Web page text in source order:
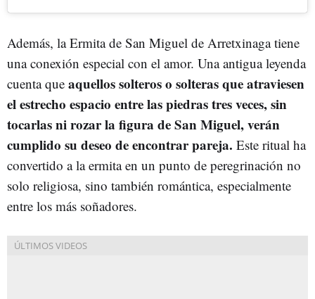
Además, la Ermita de San Miguel de Arretxinaga tiene
una conexión especial con el amor. Una antigua leyenda
cuenta que aquellos solteros o solteras que atraviesen
el estrecho espacio entre las piedras tres veces, sin
tocarlas ni rozar la figura de San Miguel, verán
cumplido su deseo de encontrar pareja. Este ritual ha
convertido a la ermita en un punto de peregrinación no
solo religiosa, sino también romántica, especialmente
entre los más soñadores.